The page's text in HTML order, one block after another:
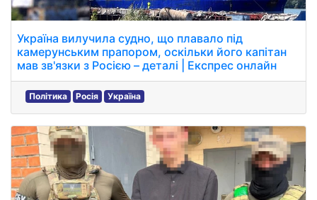
Україна вилучила судно, що плавало під
камерунським прапором, оскільки його капітан
мав зв'язки з Росією – деталі | Експрес онлайн
Політика Росія Україна